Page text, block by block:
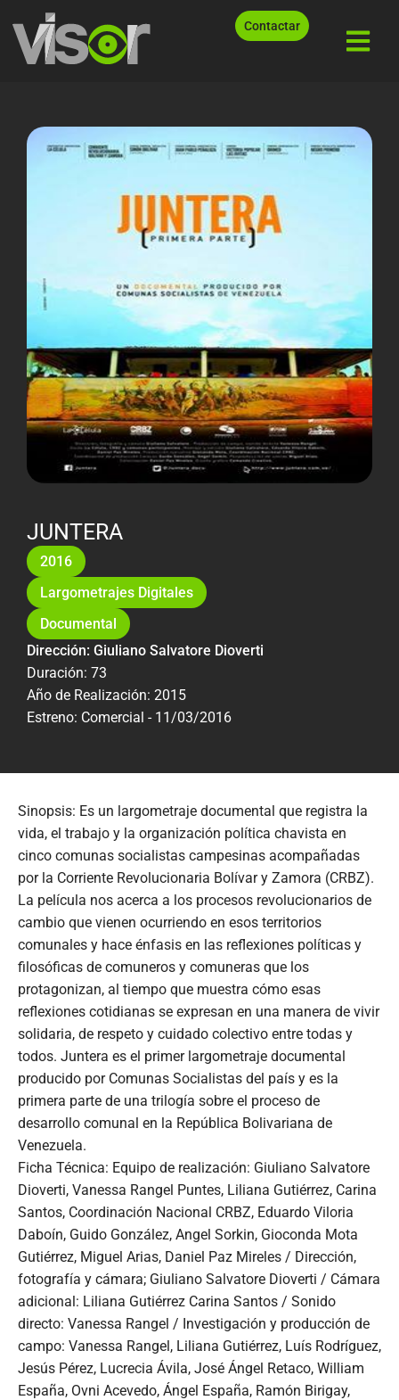
Contactar
JUNTERA
2016
Largometrajes Digitales
Documental
Dirección: Giuliano Salvatore Dioverti
Duración: 73
Año de Realización: 2015
Estreno: Comercial - 11/03/2016
Sinopsis: Es un largometraje documental que registra la
vida, el trabajo y la organización política chavista en
cinco comunas socialistas campesinas acompañadas
por la Corriente Revolucionaria Bolívar y Zamora (CRBZ).
La película nos acerca a los procesos revolucionarios de
cambio que vienen ocurriendo en esos territorios
comunales y hace énfasis en las reflexiones políticas y
filosóficas de comuneros y comuneras que los
protagonizan, al tiempo que muestra cómo esas
reflexiones cotidianas se expresan en una manera de vivir
solidaria, de respeto y cuidado colectivo entre todas y
todos. Juntera es el primer largometraje documental
producido por Comunas Socialistas del país y es la
primera parte de una trilogía sobre el proceso de
desarrollo comunal en la República Bolivariana de
Venezuela.
Ficha Técnica: Equipo de realización: Giuliano Salvatore
Dioverti, Vanessa Rangel Puntes, Liliana Gutiérrez, Carina
Santos, Coordinación Nacional CRBZ, Eduardo Viloria
Daboín, Guido González, Angel Sorkin, Gioconda Mota
Gutiérrez, Miguel Arias, Daniel Paz Mireles / Dirección,
fotografía y cámara; Giuliano Salvatore Dioverti / Cámara
adicional: Liliana Gutiérrez Carina Santos / Sonido
directo: Vanessa Rangel / Investigación y producción de
campo: Vanessa Rangel, Liliana Gutiérrez, Luís Rodríguez,
Jesús Pérez, Lucrecia Ávila, José Ángel Retaco, William
España, Ovni Acevedo, Ángel España, Ramón Birigay,